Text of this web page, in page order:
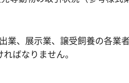
業、展示業、譲受飼養の各業
ばなりません。